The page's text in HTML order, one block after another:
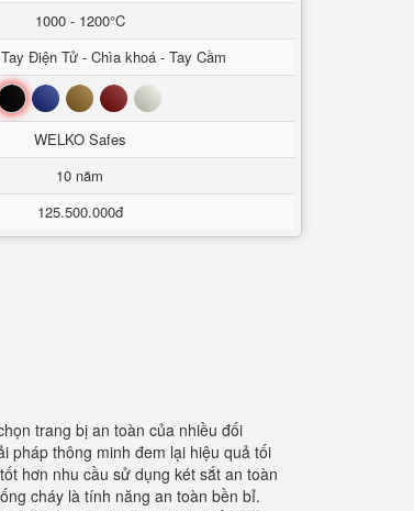
1000 - 1200°C
Điện Tử - Chìa khoá - Tay Cầm
Đen Xanh Nâu Đỏ Trắng
WELKO Safes
10 năm
125.500.000đ
trang bị an toàn của nhiều đối
pháp thông minh đem lại hiệu quả tối
hơn nhu cầu sử dụng két sắt an toàn
cháy là tính năng an toàn bền bỉ.